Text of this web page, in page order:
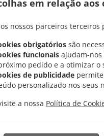
em relação
nossos parceiros
obrigatórios são
funcionais ajudam-nos
pedido e a otimizar
de publicidade
personalizado nos seus
a nossa Política de
Na compra de uma lasanha
Horário